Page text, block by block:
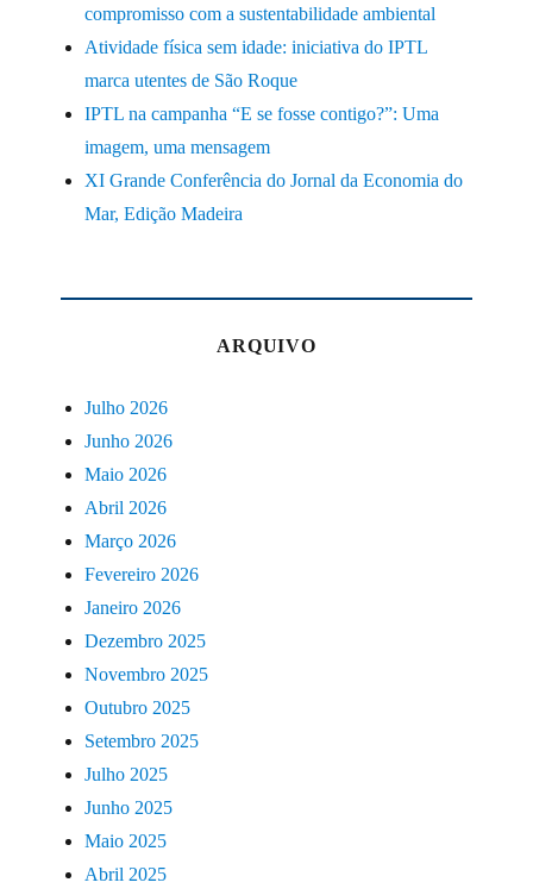
compromisso com a sustentabilidade ambiental
Atividade física sem idade: iniciativa do IPTL
marca utentes de São Roque
IPTL na campanha “E se fosse contigo?”: Uma
imagem, uma mensagem
XI Grande Conferência do Jornal da Economia do
Mar, Edição Madeira
ARQUIVO
Julho 2026
Junho 2026
Maio 2026
Abril 2026
Março 2026
Fevereiro 2026
Janeiro 2026
Dezembro 2025
Novembro 2025
Outubro 2025
Setembro 2025
Julho 2025
Junho 2025
Maio 2025
Abril 2025